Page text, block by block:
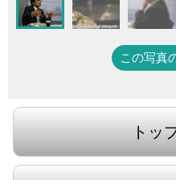
この写真
トッ